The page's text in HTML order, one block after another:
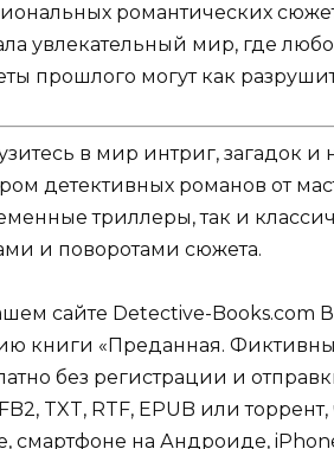
романтических
увлекательный мир, где
прошлого могут как
в мир интриг, загадок
детективных романов от
триллеры, так и
и поворотами сюжета.
сайте Detective-Books.com
книги «Преданная.
без регистрации и
TXT, RTF, EPUB или
смартфоне на Андроиде,